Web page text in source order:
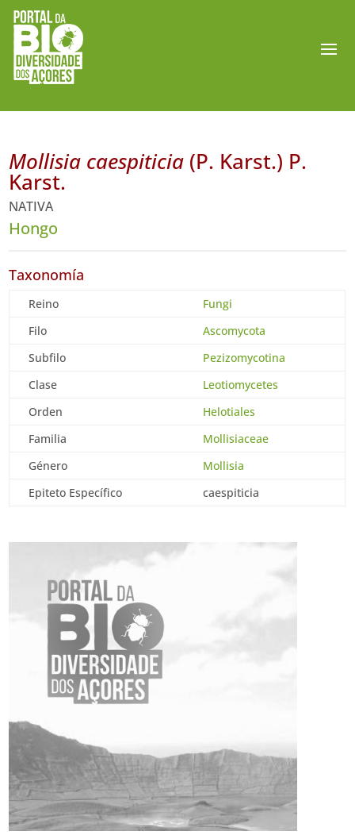
Mollisia caespiticia (P. Karst.) P.
Karst.
NATIVA
Hongo
Taxonomía
Reino
Fungi
Filo
Ascomycota
Subfilo
Pezizomycotina
Clase
Leotiomycetes
Orden
Helotiales
Familia
Mollisiaceae
Género
Mollisia
Epiteto Específico
caespiticia